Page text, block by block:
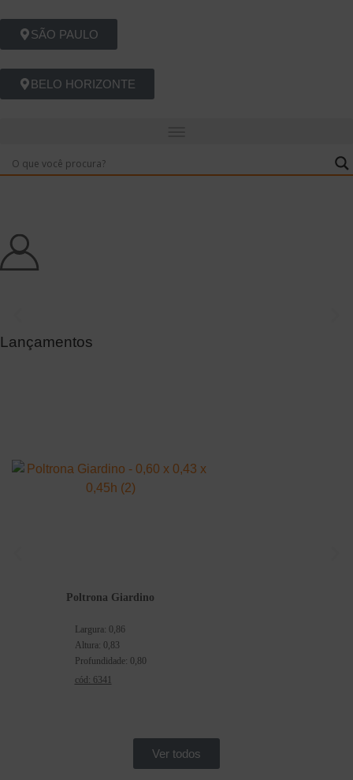
SÃO PAULO
BELO HORIZONTE
Celebrar é preciso!
Lançamentos
Poltrona Giardino
Largura: 0,86
Altura: 0,83
Profundidade: 0,80
cód: 6341
Ver todos